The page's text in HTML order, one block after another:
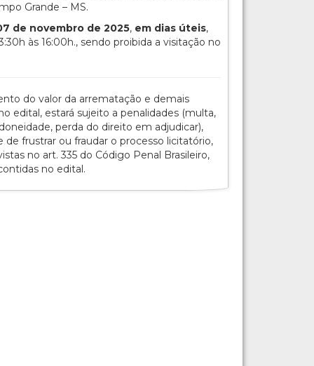
Grande – MS.
de novembro de 2025, em dias úteis,
às 16:00h., sendo proibida a visitação no
do valor da arrematação e demais
edital, estará sujeito a penalidades (multa,
perda do direito em adjudicar),
frustrar ou fraudar o processo licitatório,
no art. 335 do Código Penal Brasileiro,
no edital.